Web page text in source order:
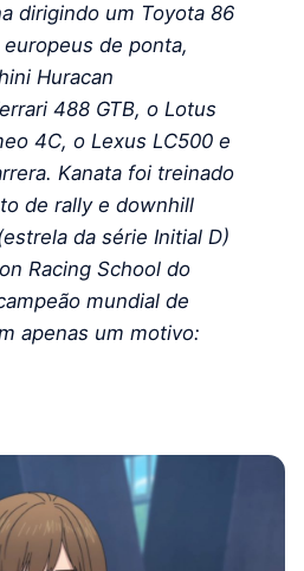
dirigindo um Toyota 86
de ponta,
Huracan
488 GTB, o Lotus
4C, o Lexus LC500 e
Kanata foi treinado
de rally e downhill
da série Initial D)
Racing School do
mundial de
apenas um motivo: